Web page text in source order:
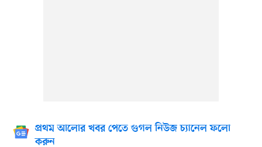
প্রথম আলোর খবর পেতে গুগল নিউজ চ্যানেল ফলো
করুন